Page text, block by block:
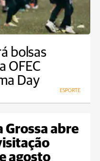
bolsas
OFEC
Day
ESPORTE
Grossa abre
agosto